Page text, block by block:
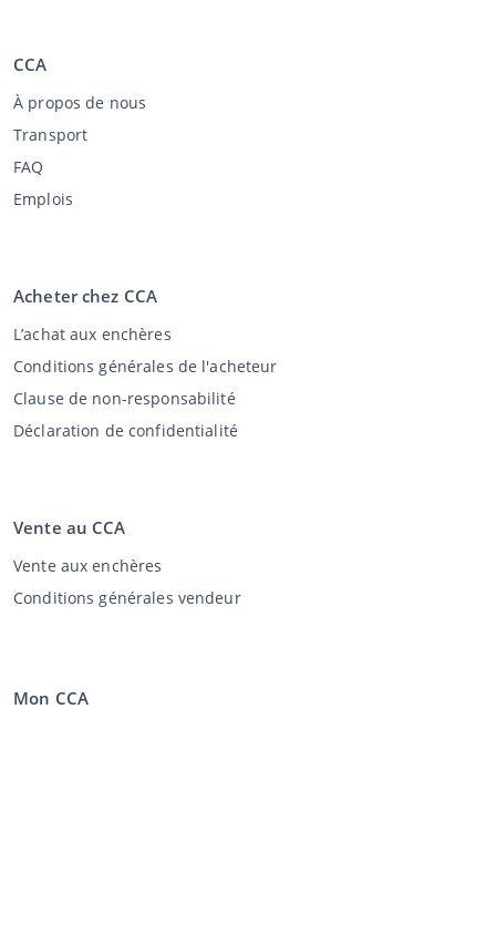
CCA
À propos de nous
Transport
FAQ
Emplois
Acheter chez CCA
L’achat aux enchères
Conditions générales de l'acheteur
Clause de non-responsabilité
Déclaration de confidentialité
Vente au CCA
Vente aux enchères
Conditions générales vendeur
Mon CCA